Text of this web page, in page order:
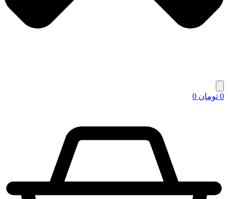
0 تومان 0